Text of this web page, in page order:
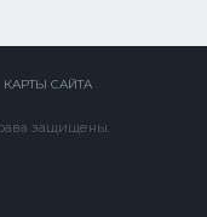
КАРТЫ САЙТА
защищены.